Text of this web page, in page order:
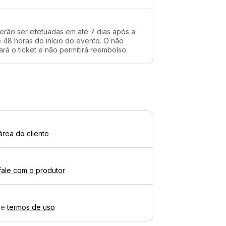
ser efetuadas em até 7 dias após a
horas do início do evento. O não
o ticket e não permitirá reembolso.
do cliente
com o produtor
termos de uso